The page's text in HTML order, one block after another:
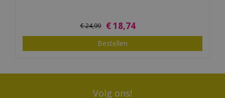
€24,99 €18,74
Bestellen
Volg ons!